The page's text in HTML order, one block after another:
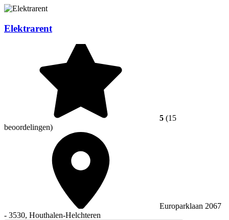
Elektrarent
5 (15
beoordelingen)
Europarklaan 2067
- 3530, Houthalen-Helchteren